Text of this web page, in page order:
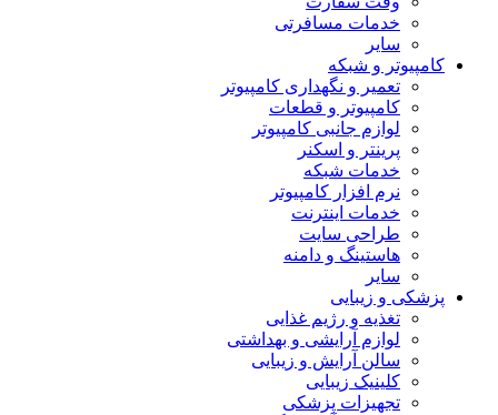
خدمات مسافرتی
سایر
کامپیوتر و شبکه
تعمیر و نگهداری کامپیوتر
کامپیوتر و قطعات
لوازم جانبی کامپیوتر
پرینتر و اسکنر
خدمات شبکه
نرم افزار کامپیوتر
خدمات اینترنت
طراحی سایت
هاستینگ و دامنه
سایر
پزشکی و زیبایی
تغذیه و رژیم غذایی
لوازم آرایشی و بهداشتی
سالن آرایش و زیبایی
کلینیک زیبایی
تجهیزات پزشکی